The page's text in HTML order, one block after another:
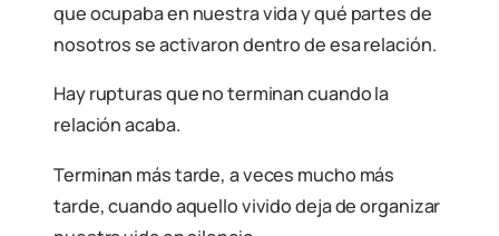
que ocupaba en nuestra vida y qué partes de
nosotros se activaron dentro de esa relación.
Hay rupturas que no terminan cuando la
relación acaba.
Terminan más tarde, a veces mucho más
tarde, cuando aquello vivido deja de organizar